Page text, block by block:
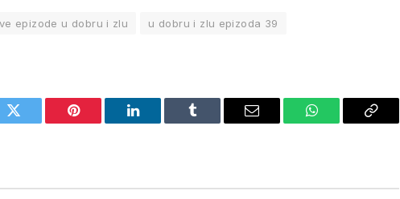
epizode u dobru i zlu
u dobru i zlu epizoda 39
Twitter Pinterest LinkedIn Tumblr Email WhatsAppCopy